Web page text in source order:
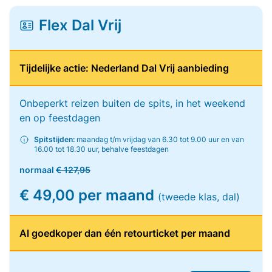
Flex Dal Vrij
Tijdelijke actie: Nederland Dal Vrij aanbieding
Onbeperkt reizen buiten de spits, in het weekend
en op feestdagen
Spitstijden: maandag t/m vrijdag van 6.30 tot 9.00 uur en van
16.00 tot 18.30 uur, behalve feestdagen
normaal € 127,95
€ 49,00 per maand (tweede klas, dal)
Al goedkoper dan één retourticket per maand